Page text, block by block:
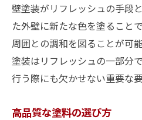
壁塗装がリフレッシュの手段
た外壁に新たな色を塗ること
周囲との調和を図ることが可
塗装はリフレッシュの一部分
行う際にも欠かせない重要な
高品質な塗料の選び方